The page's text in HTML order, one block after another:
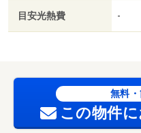
目安光熱費 -
無料・
この物件